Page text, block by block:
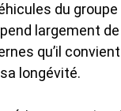
du
largement
qu’il
longévité.